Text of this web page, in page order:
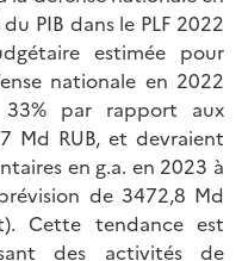
PIB dans le PLF 2022
estimée pour
nationale en 2022
par rapport aux
Md RUB, et devraient
en g.a. en 2023 à
de 3472,8 Md
Cette tendance est
des activités de